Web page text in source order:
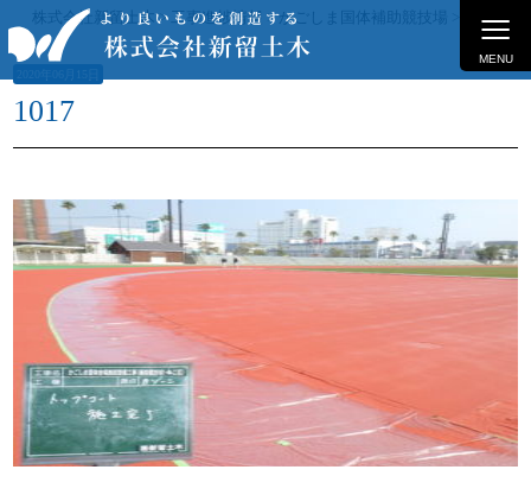
≡
MENU
株式会社新留土木 > 工事進捗情報 >かごしま国体補助競技場 1017
1017